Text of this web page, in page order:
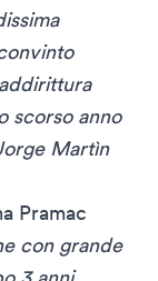
scorso anno
Martìn
Pramac
con grande